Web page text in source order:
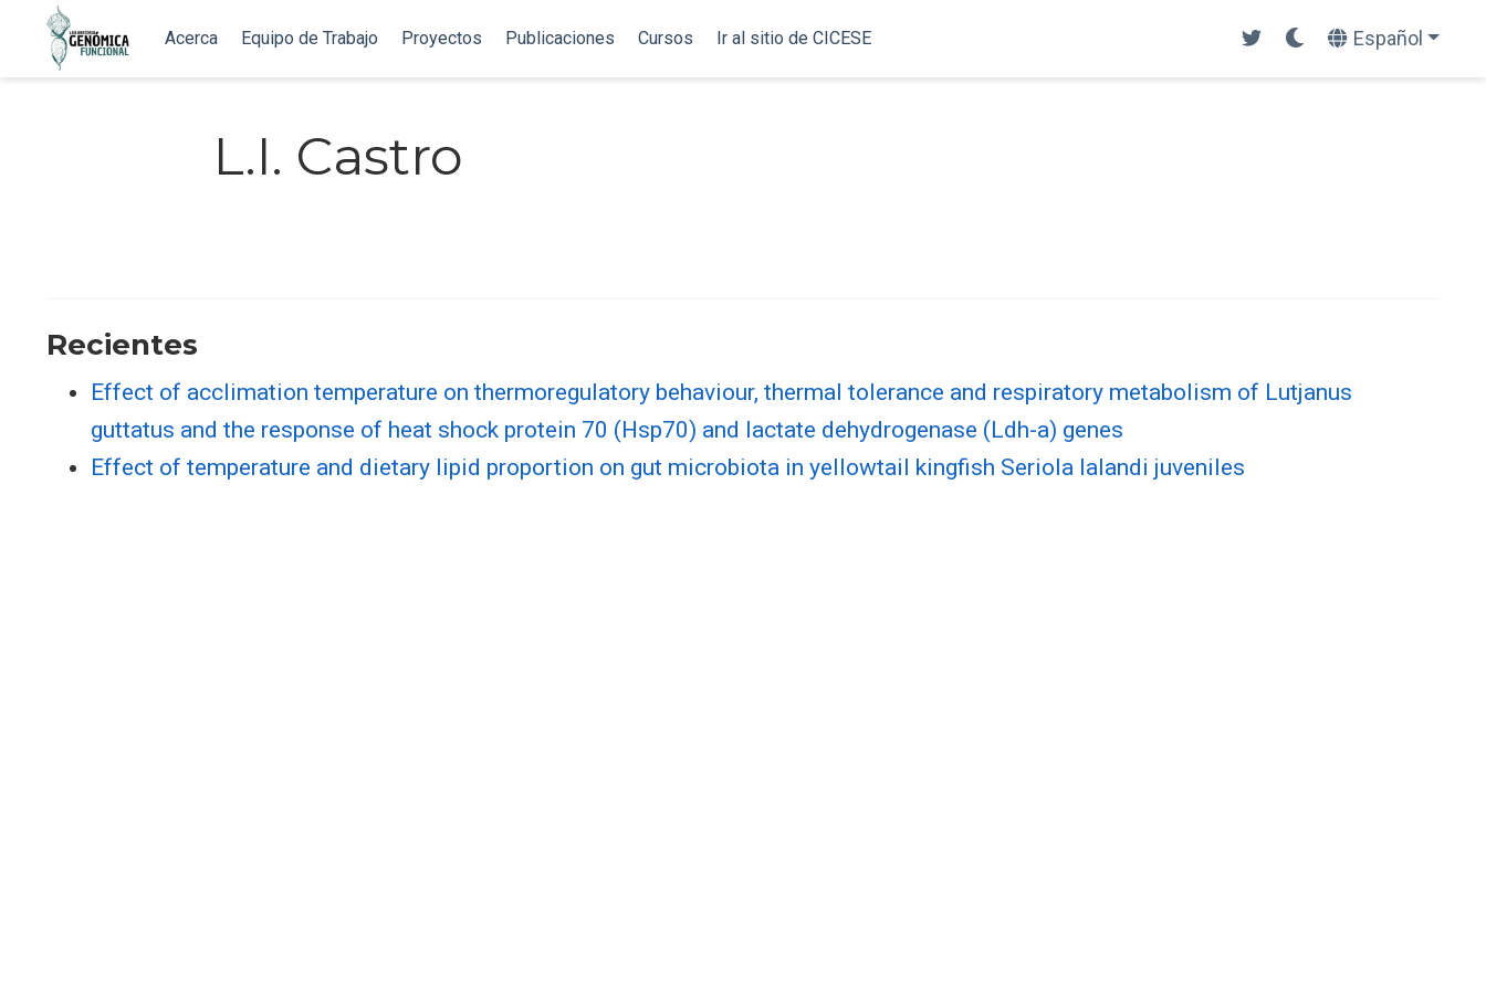
Acerca Equipo de Trabajo Proyectos Publicaciones Cursos Ir al sitio de CICESE Español
L.I. Castro
Recientes
Effect of acclimation temperature on thermoregulatory behaviour, thermal tolerance and respiratory metabolism of Lutjanus
guttatus and the response of heat shock protein 70 (Hsp70) and lactate dehydrogenase (Ldh-a) genes
Effect of temperature and dietary lipid proportion on gut microbiota in yellowtail kingfish Seriola lalandi juveniles